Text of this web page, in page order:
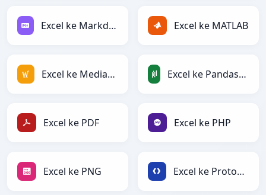
Excel ke Markdown Excel ke MATLAB
Excel ke MediaWiki Excel ke PandasDataFrame
Excel ke PDF Excel ke PHP
Excel ke PNG Excel ke Protobuf